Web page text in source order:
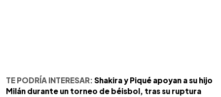
TE PODRÍA INTERESAR: Shakira y Piqué apoyan a su hijo
Milán durante un torneo de béisbol, tras su ruptura